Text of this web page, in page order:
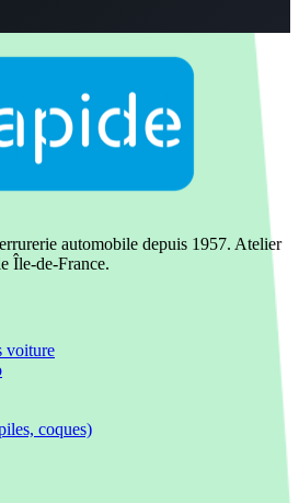
automobile depuis 1957. Atelier
Île-de-France.
voiture
coques)